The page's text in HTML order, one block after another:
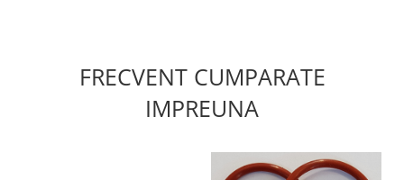
FRECVENT CUMPARATE
IMPREUNA